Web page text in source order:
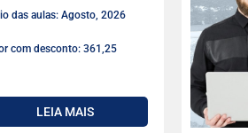
das aulas: Agosto, 2026
com desconto: 361,25
LEIA MAIS